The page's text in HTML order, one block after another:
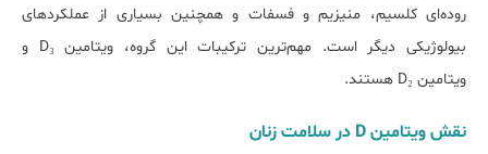
روده‌ای کلسیم، منیزیم و فسفات و همچنین بسیاری از عملکردهای
بیولوژیکی دیگر است. مهم‌ترین ترکیبات این گروه، ویتامین D₃ و
ویتامین D₂ هستند.
ﻧﻘﺶ ویتامین D در ﺳﻼﻣﺖ زﻧﺎن